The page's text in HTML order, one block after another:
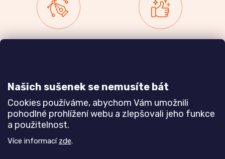
Našich sušenek se nemusíte bát
Cookies používáme, abychom Vám umožnili
pohodlné prohlížení webu a zlepšovali jeho funkce
a použitelnost.
Více informací zde.
Dozvědět se více Dozvědět se více